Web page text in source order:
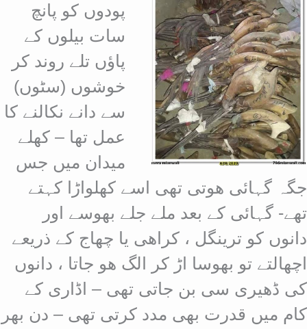
پودوں کو پانچ
سات بیلوں کے
پاؤں تلے روند کر
خوشوں (سٹوں)
سے دانے نکالنے کا
عمل تھا – کھلے
میدان میں جس
جگہ گہائی ھوتی تھی اسے کھلواڑا کہتے
تھے- گہائی کے بعد ملے جلے بھوسے اور
دانوں کو ترینگل ، کراھی یا چھاج کے ذریعے
اچھالتے تو بھوسا اڑ کر الگ ھو جاتا ، دانوں
کی ڈھیری سی بن جاتی تھی – اڈاری کے
کام میں قدرت بھی مدد کرتی تھی – دن بھر